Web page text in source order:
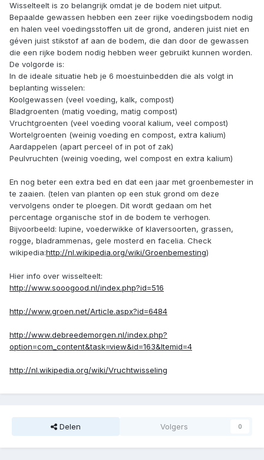
Wisselteelt is zo belangrijk omdat je de bodem niet uitput.
Bepaalde gewassen hebben een zeer rijke voedingsbodem nodig
en halen veel voedingsstoffen uit de grond, anderen juist niet en
géven juist stikstof af aan de bodem, die dan door de gewassen
die een rijke bodem nodig hebben weer gebruikt kunnen worden.
De volgorde is:
In de ideale situatie heb je 6 moestuinbedden die als volgt in
beplanting wisselen:
Koolgewassen (veel voeding, kalk, compost)
Bladgroenten (matig voeding, matig compost)
Vruchtgroenten (veel voeding vooral kalium, veel compost)
Wortelgroenten (weinig voeding en compost, extra kalium)
Aardappelen (apart perceel of in pot of zak)
Peulvruchten (weinig voeding, wel compost en extra kalium)
En nog beter een extra bed en dat een jaar met groenbemester in
te zaaien. (telen van planten op een stuk grond om deze
vervolgens onder te ploegen. Dit wordt gedaan om het
percentage organische stof in de bodem te verhogen.
Bijvoorbeeld: lupine, voederwikke of klaversoorten, grassen,
rogge, bladrammenas, gele mosterd en facelia. Check
wikipedia:http://nl.wikipedia.org/wiki/Groenbemesting)
Hier info over wisselteelt:
http://www.sooogood.nl/index.php?id=516
http://www.groen.net/Article.aspx?id=6484
http://www.debreedemorgen.nl/index.php?
option=com_content&task=view&id=163&Itemid=4
http://nl.wikipedia.org/wiki/Vruchtwisseling
Delen Volgers 0